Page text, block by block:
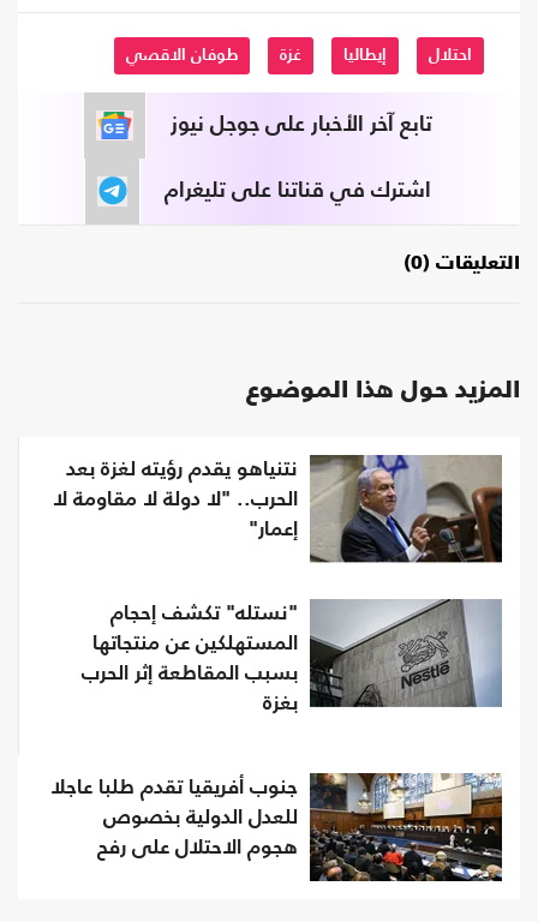
احتلال إيطاليا غزة طوفان الاقصي
تابع آخر الأخبار على جوجل نيوز
اشترك في قناتنا على تليغرام
التعليقات (0)
المزيد حول هذا الموضوع
نتنياهو يقدم رؤيته لغزة بعد
الحرب.. "لا دولة لا مقاومة لا
إعمار"
"نستله" تكشف إحجام
المستهلكين عن منتجاتها
بسبب المقاطعة إثر الحرب
بغزة
جنوب أفريقيا تقدم طلبا عاجلا
للعدل الدولية بخصوص
هجوم الاحتلال على رفح